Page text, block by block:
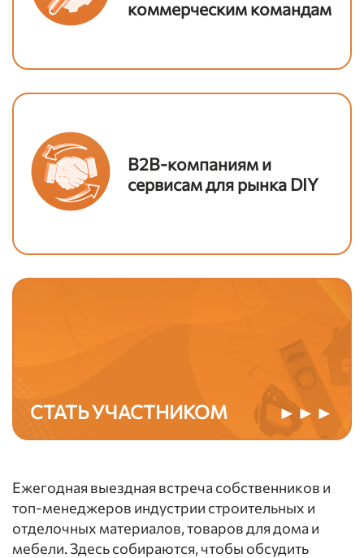
коммерческим командам
B2B-компаниям и
сервисам для рынка DIY
СТАТЬ УЧАСТНИКОМ ►►►
Ежегодная выездная встреча собственников и
топ-менеджеров индустрии строительных и
отделочных материалов, товаров для дома и
мебели. Здесь собираются, чтобы обсудить